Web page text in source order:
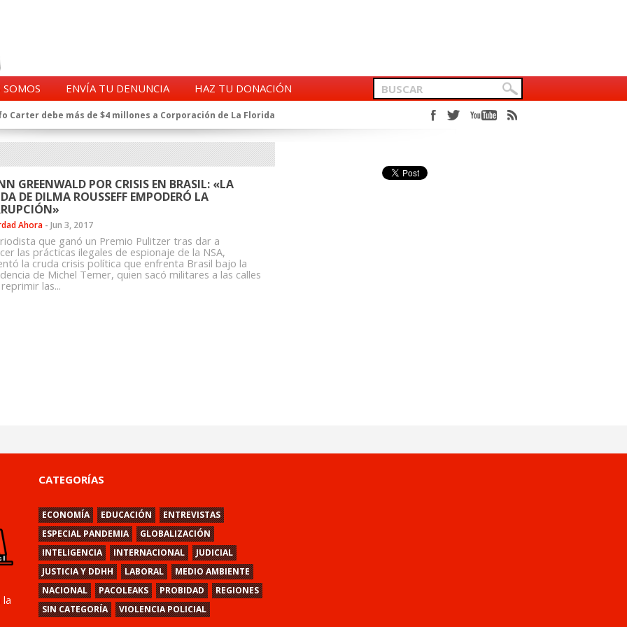
ENVÍA TU DENUNCIA
HAZ TU DONACIÓN
Carter debe más de $4 millones a Corporación de La Florida
de la CIA en Chile tras archivos desclasificados por Trump
exprefecto de Carabineros de Talca por supuesto fraude al
al Alto Mando de la PDI
de Carabineros en el ajedrez del caso Huracán
imputado en caso Huracán, según chats en poder de la Fiscalía
vínculos con jueces del Grupo Arauco de Angelini
La denuncia que Carabineros ignoró
a Clínica Las Condes, vinculada al ministro Jaime Mañalich
de oficiales de la FACH recontratados por la DGAC
GREENWALD POR CRISIS EN BRASIL: «LA
DE DILMA ROUSSEFF EMPODERÓ LA
Ahora - Jun 3, 2017
que ganó un Premio Pulitzer tras dar a
las prácticas ilegales de espionaje de la NSA,
la cruda crisis política que enfrenta Brasil bajo la
de Michel Temer, quien sacó militares a las calles
las...
la
CATEGORÍAS
ECONOMÍA EDUCACIÓN
ENTREVISTAS
ESPECIAL PANDEMIA
GLOBALIZACIÓN
INTELIGENCIA
INTERNACIONAL
JUDICIAL
JUSTICIA Y DDHH
LABORAL
MEDIO AMBIENTE
NACIONAL
PACOLEAKS PROBIDAD
REGIONES
SIN CATEGORÍA
VIOLENCIA POLICIAL